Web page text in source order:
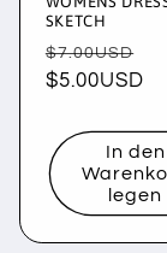
SKETCH
Normaler
Preis
$7.00USD
$5.00USD
In den
legen